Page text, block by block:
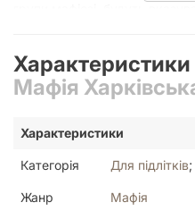
думку є мафією і намагатися
груп - мирні жителі, або
Характеристики
Мафія
Характеристики
Категорія Для підлітків;
Жанр Мафія